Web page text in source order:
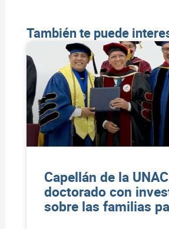
También te puede
Capellán de la
doctorado con
sobre las familias